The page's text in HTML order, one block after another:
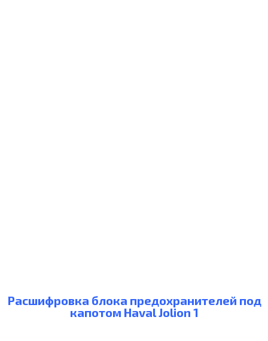
Расшифровка блока предохранителей под
капотом Haval Jolion 1